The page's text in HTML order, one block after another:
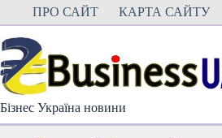
Перейти
вмісту
ПРО САЙТ КАРТА САЙТУ
Бізнес Україна новини